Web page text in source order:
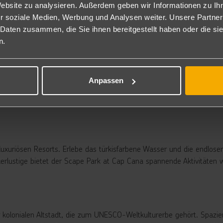
zu analysieren. Außerdem geben wir Informationen zu
soziale Medien, Werbung und Analysen weiter. Unsere
zusammen, die Sie ihnen bereitgestellt haben oder die
Anpassen
Republik! Unsere Reisetipps führen dich durch die
historisches Highlight mit atemberaubendem Meerblick.
Aussicht genießt. Entdecke die funkelnden Amber-
Resorts. Erlebe das türkisfarbene Wasser und die
bietet der Scape Park at Cap Cana spannende
Altstadt, die zum UNESCO-Weltkulturerbe gehört.